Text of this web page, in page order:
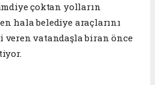
çoktan yolların
hala belediye araçlarını
veren vatandaşla biran önce